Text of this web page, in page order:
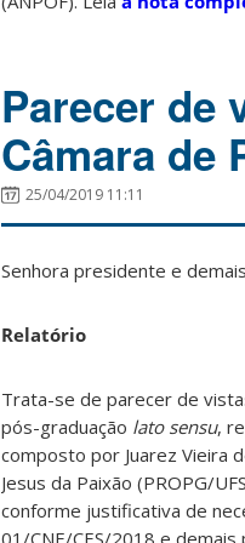
Parecer de
Câmara de
25/04/2019 11:11
Senhora presidente e
Relatório
Trata-se de parecer de
pós-graduação lato sensu,
composto por Juarez Vieira
Jesus da Paixão (PROPG/
conforme justificativa de
01/CNE/CES/2018 e